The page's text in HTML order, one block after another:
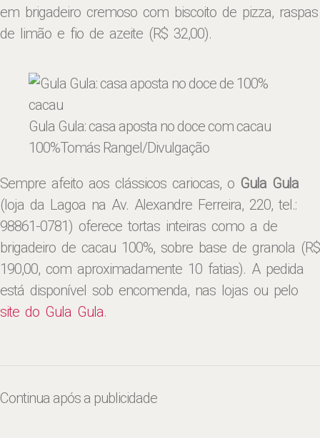
em brigadeiro cremoso com biscoito de pizza, raspas
de limão e fio de azeite (R$ 32,00).
Gula Gula: casa aposta no doce com cacau
100%Tomás Rangel/Divulgação
Sempre afeito aos clássicos cariocas, o Gula Gula
(loja da Lagoa na Av. Alexandre Ferreira, 220, tel.:
98861-0781) oferece tortas inteiras como a de
brigadeiro de cacau 100%, sobre base de granola (R$
190,00, com aproximadamente 10 fatias). A pedida
está disponível sob encomenda, nas lojas ou pelo
site do Gula Gula.
Continua após a publicidade